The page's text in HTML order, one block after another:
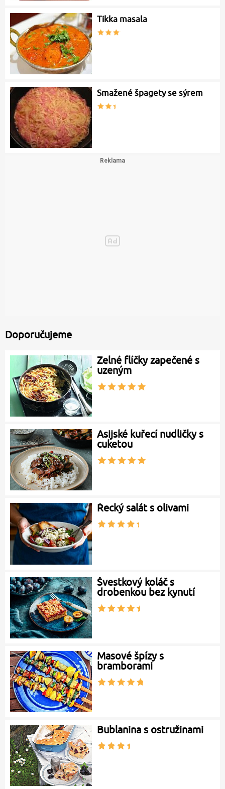
Tikka masala
Smažené špagety se sýrem
Doporučujeme
Zelné flíčky zapečené s
uzeným
Asijské kuřecí nudličky s
cuketou
Řecký salát s olivami
Švestkový koláč s
drobenkou bez kynutí
Masové špízy s
bramborami
Bublanina s ostružinami